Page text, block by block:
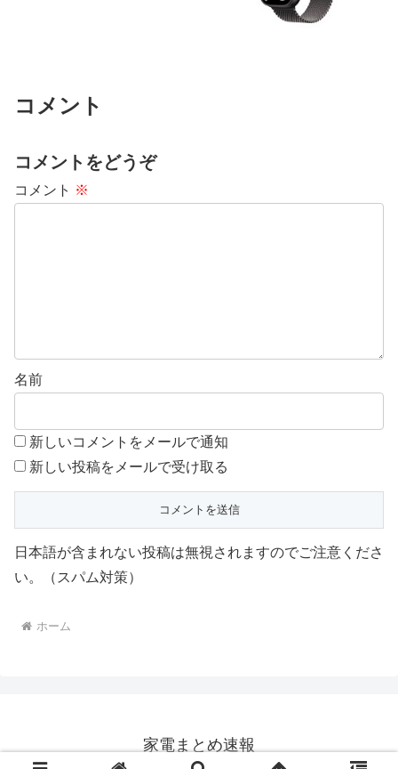
コメント
コメントをどうぞ
コメント ※
名前
新しいコメントをメールで通知
新しい投稿をメールで受け取る
日本語が含まれない投稿は無視されますのでご注意くださ
い。（スパム対策）
ホーム
家電まとめ速報